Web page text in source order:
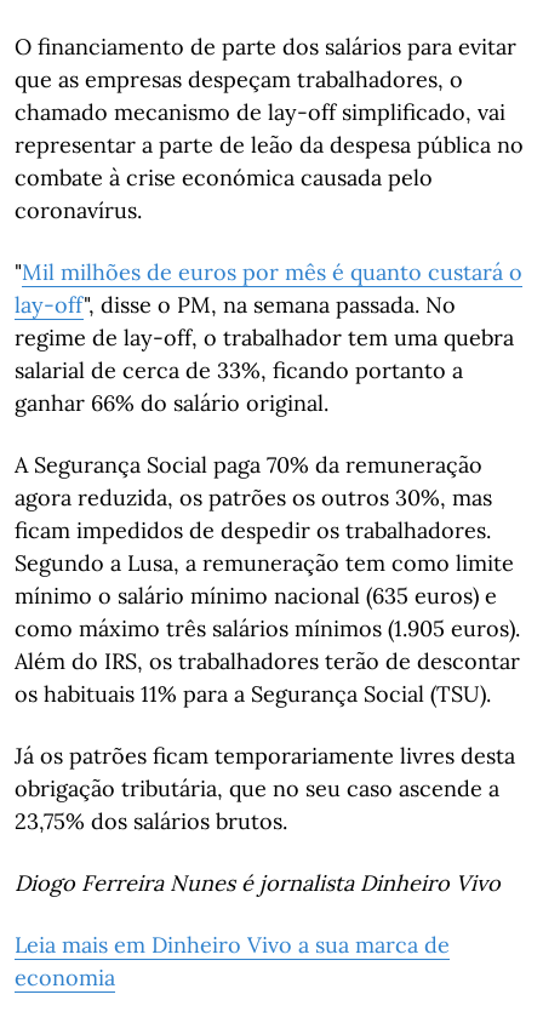
O financiamento de parte dos salários para evitar
que as empresas despeçam trabalhadores, o
chamado mecanismo de lay-off simplificado, vai
representar a parte de leão da despesa pública no
combate à crise económica causada pelo
coronavírus.
"Mil milhões de euros por mês é quanto custará o
lay-off", disse o PM, na semana passada. No
regime de lay-off, o trabalhador tem uma quebra
salarial de cerca de 33%, ficando portanto a
ganhar 66% do salário original.
A Segurança Social paga 70% da remuneração
agora reduzida, os patrões os outros 30%, mas
ficam impedidos de despedir os trabalhadores.
Segundo a Lusa, a remuneração tem como limite
mínimo o salário mínimo nacional (635 euros) e
como máximo três salários mínimos (1.905 euros).
Além do IRS, os trabalhadores terão de descontar
os habituais 11% para a Segurança Social (TSU).
Já os patrões ficam temporariamente livres desta
obrigação tributária, que no seu caso ascende a
23,75% dos salários brutos.
Diogo Ferreira Nunes é jornalista Dinheiro Vivo
Leia mais em Dinheiro Vivo a sua marca de
economia